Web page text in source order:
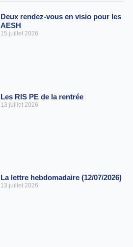
Deux rendez-vous en visio pour les
AESH
15 juillet 2026
Les RIS PE de la rentrée
13 juillet 2026
La lettre hebdomadaire (12/07/2026)
13 juillet 2026